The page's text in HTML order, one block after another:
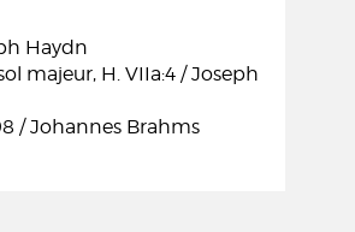
Haydn
majeur, H. VIIa:4 / Joseph
/ Johannes Brahms